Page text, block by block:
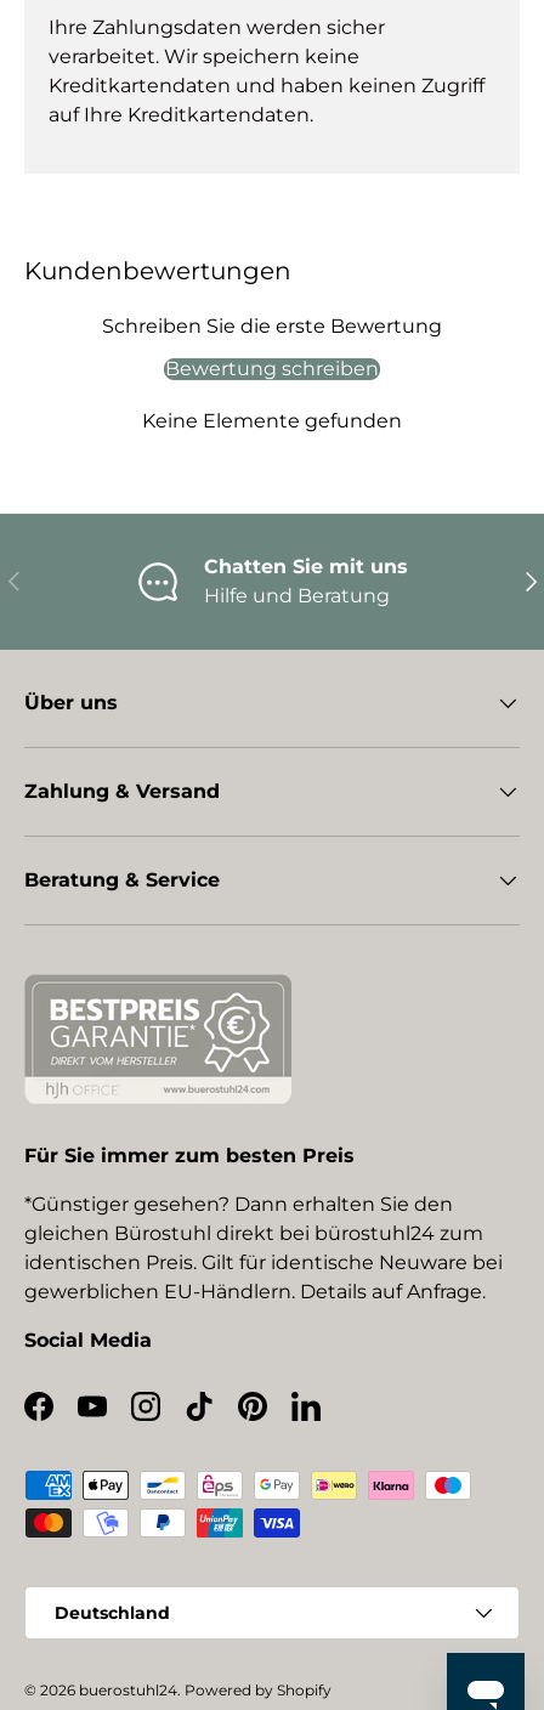
Ihre Zahlungsdaten werden sicher
verarbeitet. Wir speichern keine
Kreditkartendaten und haben keinen Zugriff
auf Ihre Kreditkartendaten.
Kundenbewertungen
Schreiben Sie die erste Bewertung
Bewertung schreiben
Keine Elemente gefunden
Vorherige
Chatten Sie mit uns
Hilfe und Beratung
Über uns
Zahlung & Versand
Beratung & Service
Für Sie immer zum besten Preis
*Günstiger gesehen? Dann erhalten Sie den
gleichen Bürostuhl direkt bei bürostuhl24 zum
identischen Preis. Gilt für identische Neuware bei
gewerblichen EU-Händlern. Details auf Anfrage.
Social Media
Facebook
YouTubeInstagram
TikTokPinterestLinkedIn
Zahlungsmethoden
Deutschland
© 2026 buerostuhl24. Powered by Shopify